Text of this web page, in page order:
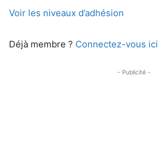
Voir les niveaux d’adhésion
Déjà membre ? Connectez-vous ici
- Publicité -